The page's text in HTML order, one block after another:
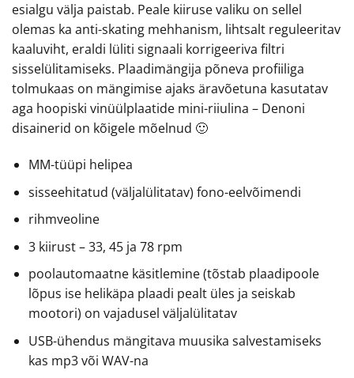
esialgu välja paistab. Peale kiiruse valiku on sellel
olemas ka anti-skating mehhanism, lihtsalt reguleeritav
kaaluviht, eraldi lüliti signaali korrigeeriva filtri
sisselülitamiseks. Plaadimängija põneva profiiliga
tolmukaas on mängimise ajaks äravõetuna kasutatav
aga hoopiski vinüülplaatide mini-riiulina – Denoni
disainerid on kõigele mõelnud 🙂
MM-tüüpi helipea
sisseehitatud (väljalülitatav) fono-eelvõimendi
rihmveoline
3 kiirust – 33, 45 ja 78 rpm
poolautomaatne käsitlemine (tõstab plaadipoole
lõpus ise helikäpa plaadi pealt üles ja seiskab
mootori) on vajadusel väljalülitatav
USB-ühendus mängitava muusika salvestamiseks
kas mp3 või WAV-na